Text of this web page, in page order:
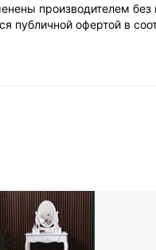
производителем
публичной офертой в